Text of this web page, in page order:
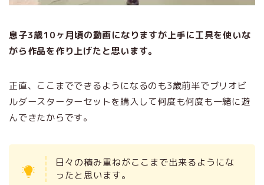
息子3歳10ヶ月頃の動画になりますが上手に工具を使いな
がら作品を作り上げたと思います。
正直、ここまでできるようになるのも3歳前半でブリオビ
ルダースターターセットを購入して何度も何度も一緒に遊
んできたからです。
日々の積み重ねがここまで出来るようにな
ったと思います。